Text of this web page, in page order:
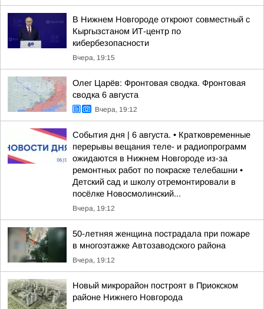
В Нижнем Новгороде откроют совместный с
Кыргызстаном ИТ-центр по
кибербезопасности
Вчера, 19:15
Олег Царёв: Фронтовая сводка. Фронтовая
сводка 6 августа
Вчера, 19:12
События дня | 6 августа. • Кратковременные
перерывы вещания теле- и радиопрограмм
ожидаются в Нижнем Новгороде из-за
ремонтных работ по покраске телебашни •
Детский сад и школу отремонтировали в
посёлке Новосмолинский...
Вчера, 19:12
50-летняя женщина пострадала при пожаре
в многоэтажке Автозаводского района
Вчера, 19:12
Новый микрорайон построят в Приокском
районе Нижнего Новгорода